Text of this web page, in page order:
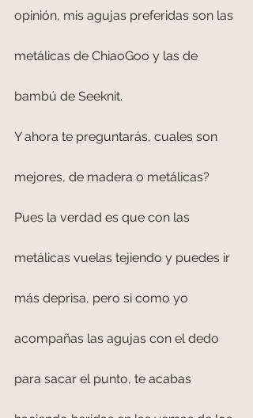
opinión, mis agujas preferidas son las
metálicas de ChiaoGoo y las de
bambú de Seeknit.
Y ahora te preguntarás, cuales son
mejores, de madera o metálicas?
Pues la verdad es que con las
metálicas vuelas tejiendo y puedes ir
más deprisa, pero si como yo
acompañas las agujas con el dedo
para sacar el punto, te acabas